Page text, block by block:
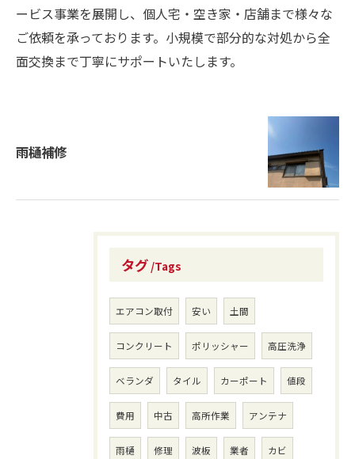
ービス事業を展開し、個人宅・空き家・店舗まで様々な
ご依頼を承っております。小規模で部分的な対処から全
面交換まで丁寧にサポートいたします。
雨樋補修
タグ Tags
エアコン取付 安い 土間
コンクリート ポリッシャー 高圧洗浄
ベランダ タイル カーポート 値段
費用 中古 高所作業 アンテナ
雨樋 修理 波板 業者 カビ